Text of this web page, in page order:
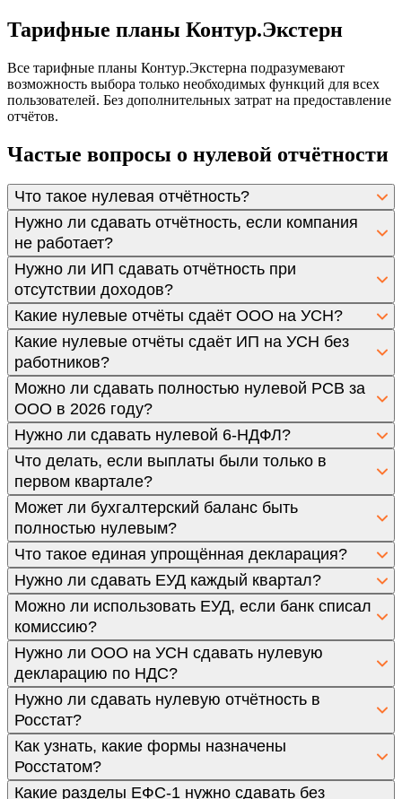
Тарифные планы Контур.Экстерн
Все тарифные планы Контур.Экстерна подразумевают
возможность выбора только необходимых функций для всех
пользователей. Без дополнительных затрат на предоставление
отчётов.
Частые вопросы о нулевой отчётности
Что такое нулевая отчётность?
Нужно ли сдавать отчётность, если компания
не работает?
Нужно ли ИП сдавать отчётность при
отсутствии доходов?
Какие нулевые отчёты сдаёт ООО на УСН?
Какие нулевые отчёты сдаёт ИП на УСН без
работников?
Можно ли сдавать полностью нулевой РСВ за
ООО в 2026 году?
Нужно ли сдавать нулевой 6-НДФЛ?
Что делать, если выплаты были только в
первом квартале?
Может ли бухгалтерский баланс быть
полностью нулевым?
Что такое единая упрощённая декларация?
Нужно ли сдавать ЕУД каждый квартал?
Можно ли использовать ЕУД, если банк списал
комиссию?
Нужно ли ООО на УСН сдавать нулевую
декларацию по НДС?
Нужно ли сдавать нулевую отчётность в
Росстат?
Как узнать, какие формы назначены
Росстатом?
Какие разделы ЕФС-1 нужно сдавать без